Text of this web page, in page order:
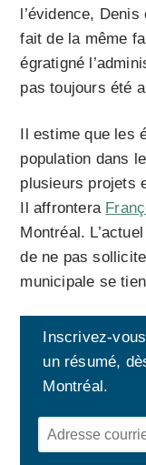
l’évidence,
fait de la même
égratigné
pas toujours été
Il estime que les
population dans
plusieurs projets
Il affrontera
Montréal.
de ne pas
municipale se
Inscrivez-
un résumé,
Montréal.